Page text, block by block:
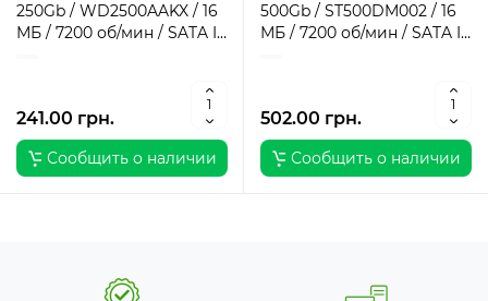
250Gb / WD2500AAKX / 16
МБ / 7200 об/мин / SATA III
241.00 грн.
Сообщить о наличии
500Gb / ST500DM002 / 16
МБ / 7200 об/мин / SATA III
502.00 грн.
Сообщить о наличии